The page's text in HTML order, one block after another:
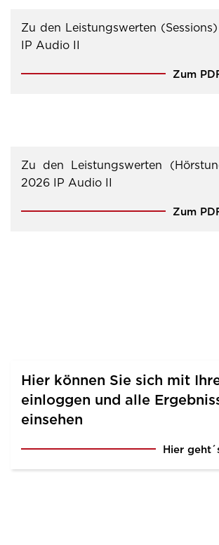
Zu den Leistungswerten
IP Audio II
Zum
Zu den Leistungswerten
2026 IP Audio II
Zum
Hier können Sie sich mit
einloggen und alle
einsehen
Hier